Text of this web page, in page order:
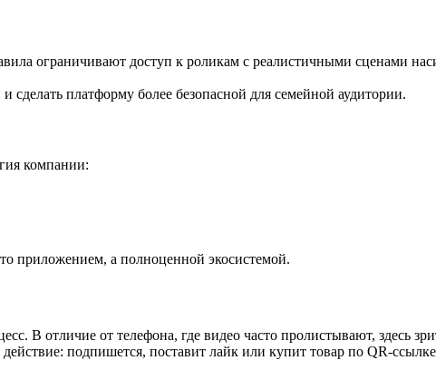
ограничивают доступ к роликам с реалистичными сценами
платформу более безопасной для семейной аудитории.
компании:
приложением, а полноценной экосистемой.
В отличие от телефона, где видео часто пролистывают, здесь
подпишется, поставит лайк или купит товар по QR-